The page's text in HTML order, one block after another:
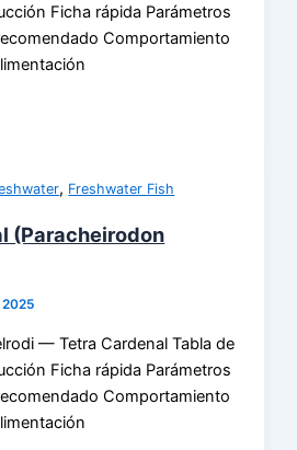
Ficha rápida Parámetros
Comportamiento
, Freshwater Fish
(Paracheirodon
— Tetra Cardenal Tabla de
Ficha rápida Parámetros
Comportamiento